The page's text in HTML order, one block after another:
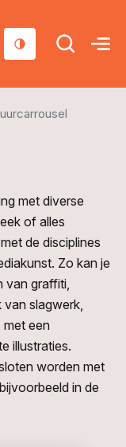
met diverse
of alles
de disciplines
Zo kan je
van graffiti,
slagwerk,
met een
illustraties.
worden met
in de